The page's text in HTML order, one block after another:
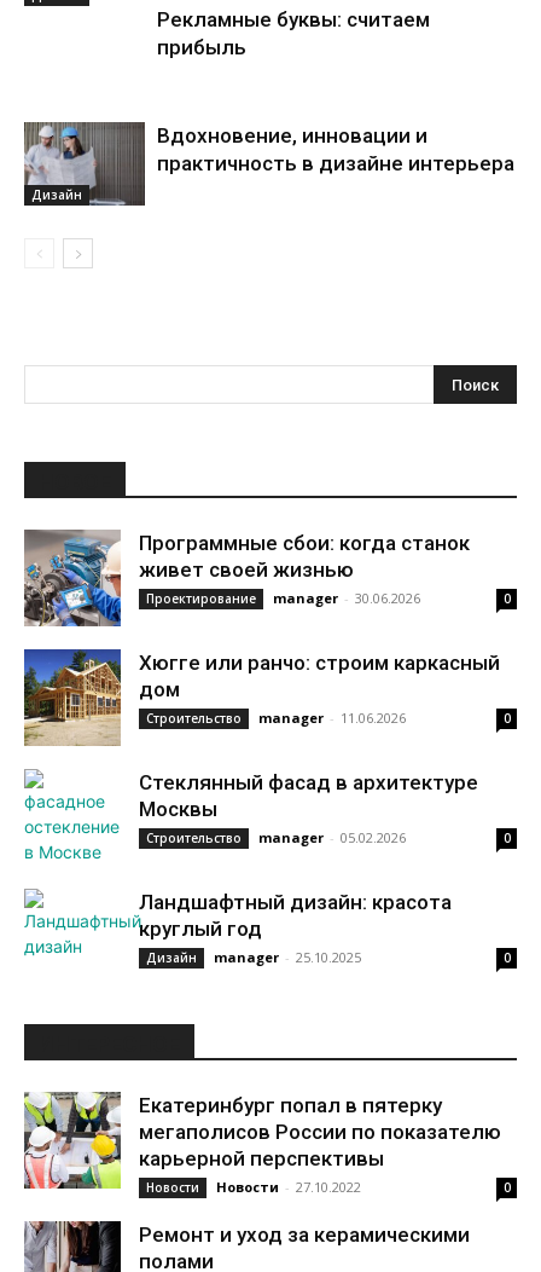
Рекламные буквы: считаем
прибыль
Дизайн
Вдохновение, инновации и
практичность в дизайне интерьера
Программные сбои: когда станок
живет своей жизнью
Проектирование manager - 30.06.2026 0
Хюгге или ранчо: строим каркасный
дом
Строительство manager - 11.06.2026 0
Стеклянный фасад в архитектуре
Москвы
Строительство manager - 05.02.2026 0
Ландшафтный дизайн: красота
круглый год
Дизайн manager - 25.10.2025 0
Екатеринбург попал в пятерку
мегаполисов России по показателю
карьерной перспективы
Новости Новости - 27.10.2022 0
Ремонт и уход за керамическими
полами